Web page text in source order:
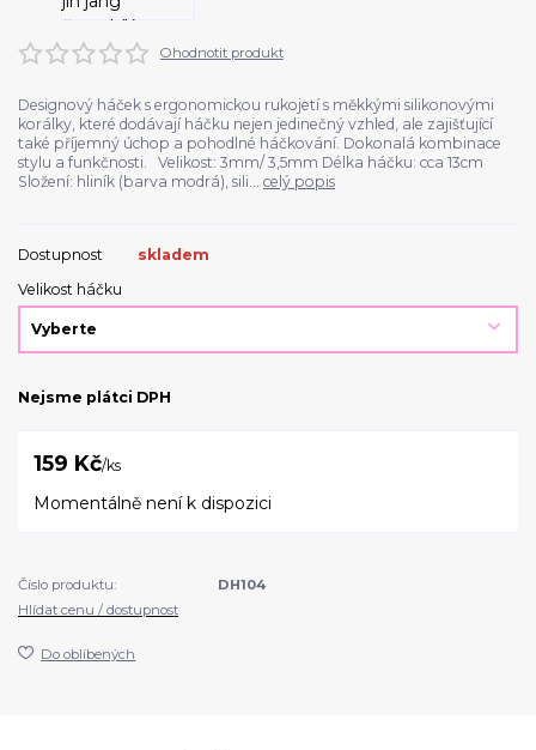
Ohodnotit produkt
Designový háček s ergonomickou rukojetí s měkkými silikonovými
korálky, které dodávají háčku nejen jedinečný vzhled, ale zajišťující
také příjemný úchop a pohodlné háčkování. Dokonalá kombinace
stylu a funkčnosti. Velikost: 3mm/ 3,5mm Délka háčku: cca 13cm
Složení: hliník (barva modrá), sili... celý popis
Dostupnost
skladem
Velikost háčku
Nejsme plátci DPH
159 Kč/ks
Momentálně není k dispozici
Číslo produktu:
DH104
Hlídat cenu / dostupnost
Do oblíbených